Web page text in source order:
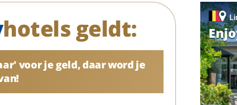
hotels geldt:
voor je geld, daar word je